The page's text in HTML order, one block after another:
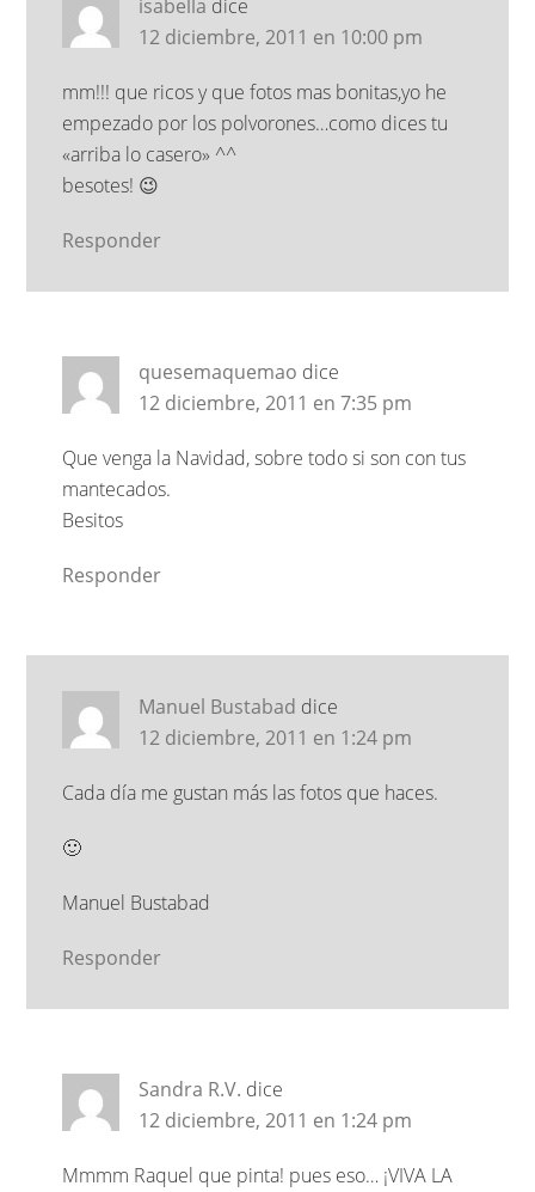
isabella dice
12 diciembre, 2011 en 10:00 pm
mm!!! que ricos y que fotos mas bonitas,yo he
empezado por los polvorones…como dices tu
«arriba lo casero» ^^
besotes! 😉
Responder
quesemaquemao dice
12 diciembre, 2011 en 7:35 pm
Que venga la Navidad, sobre todo si son con tus
mantecados.
Besitos
Responder
Manuel Bustabad dice
12 diciembre, 2011 en 1:24 pm
Cada día me gustan más las fotos que haces.
🙂
Manuel Bustabad
Responder
Sandra R.V. dice
12 diciembre, 2011 en 1:24 pm
Mmmm Raquel que pinta! pues eso… ¡VIVA LA